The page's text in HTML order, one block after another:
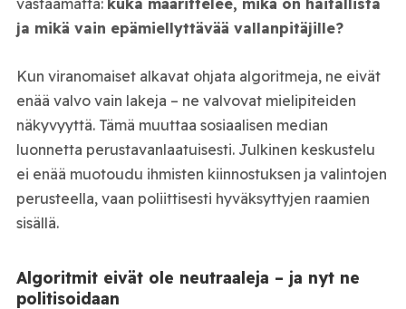
ja mikä vain epämiellyttävää vallanpitäjille?
Kun viranomaiset alkavat ohjata algoritmeja, ne eivät
enää valvo vain lakeja – ne valvovat mielipiteiden
näkyvyyttä. Tämä muuttaa sosiaalisen median
luonnetta perustavanlaatuisesti. Julkinen keskustelu
ei enää muotoudu ihmisten kiinnostuksen ja valintojen
perusteella, vaan poliittisesti hyväksyttyjen raamien
sisällä.
Algoritmit eivät ole neutraaleja – ja nyt ne
politisoidaan